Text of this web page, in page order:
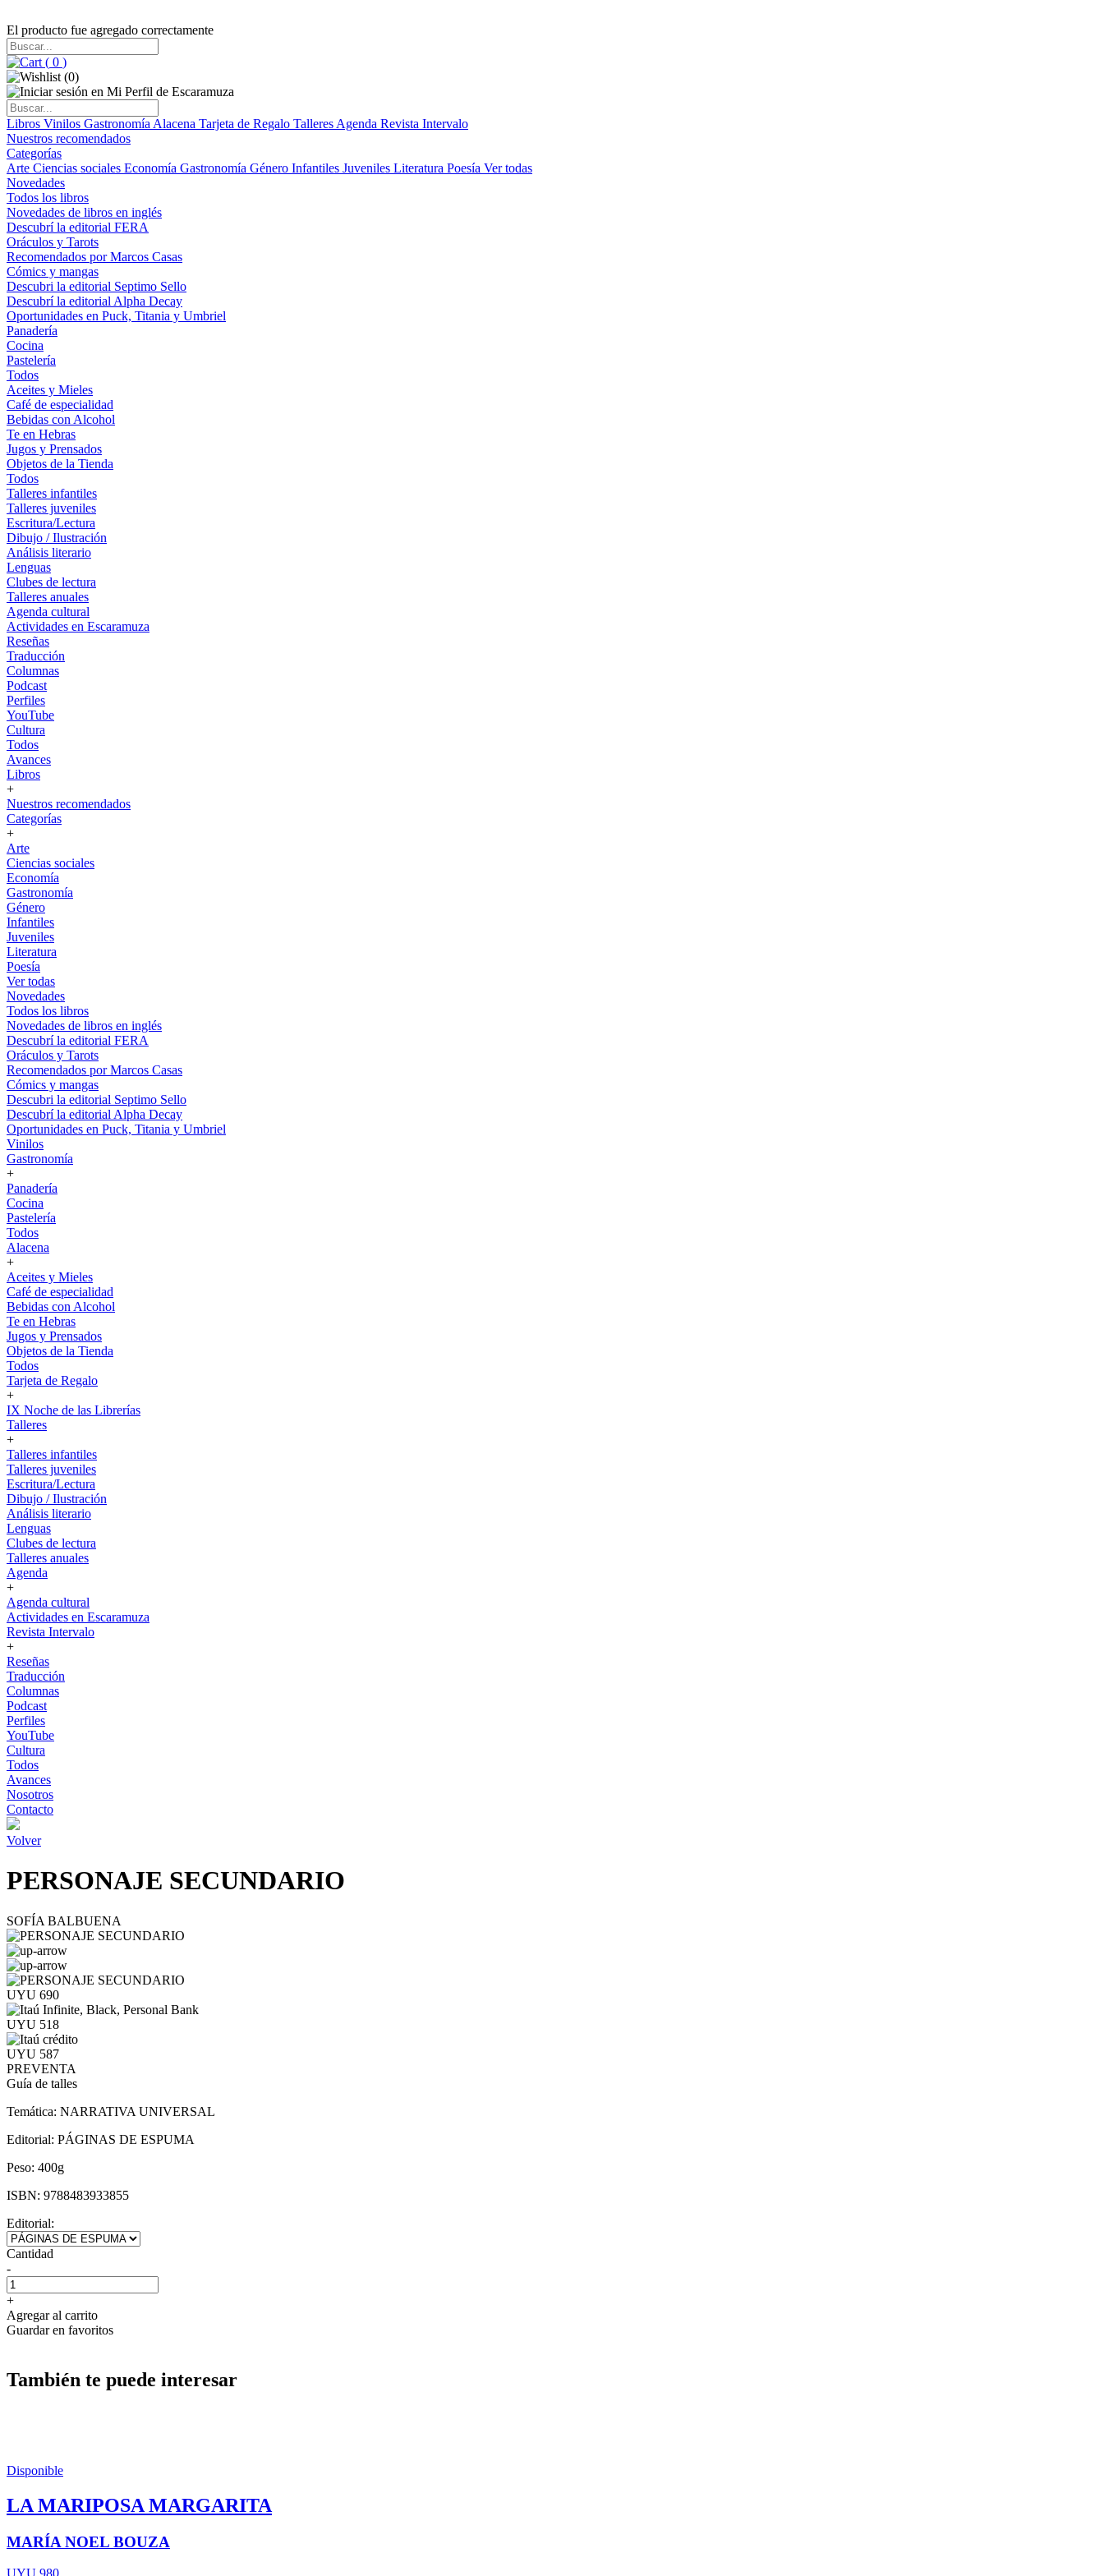
El producto fue agregado correctamente
( 0 )
(0)
Libros Vinilos Gastronomía Alacena Tarjeta de Regalo Talleres Agenda Revista Intervalo
Nuestros recomendados
Categorías
Arte Ciencias sociales Economía Gastronomía Género Infantiles Juveniles Literatura Poesía Ver todas
Novedades
Todos los libros
Novedades de libros en inglés
Descubrí la editorial FERA
Oráculos y Tarots
Recomendados por Marcos Casas
Cómics y mangas
Descubri la editorial Septimo Sello
Descubrí la editorial Alpha Decay
Oportunidades en Puck, Titania y Umbriel
Panadería
Cocina
Pastelería
Todos
Aceites y Mieles
Café de especialidad
Bebidas con Alcohol
Te en Hebras
Jugos y Prensados
Objetos de la Tienda
Todos
Talleres infantiles
Talleres juveniles
Escritura/Lectura
Dibujo / Ilustración
Análisis literario
Lenguas
Clubes de lectura
Talleres anuales
Agenda cultural
Actividades en Escaramuza
Reseñas
Traducción
Columnas
Podcast
Perfiles
YouTube
Cultura
Todos
Avances
Libros
+
Nuestros recomendados
Categorías
+
Arte
Ciencias sociales
Economía
Gastronomía
Género
Infantiles
Juveniles
Literatura
Poesía
Ver todas
Novedades
Todos los libros
Novedades de libros en inglés
Descubrí la editorial FERA
Oráculos y Tarots
Recomendados por Marcos Casas
Cómics y mangas
Descubri la editorial Septimo Sello
Descubrí la editorial Alpha Decay
Oportunidades en Puck, Titania y Umbriel
Vinilos
Gastronomía
+
Panadería
Cocina
Pastelería
Todos
Alacena
+
Aceites y Mieles
Café de especialidad
Bebidas con Alcohol
Te en Hebras
Jugos y Prensados
Objetos de la Tienda
Todos
Tarjeta de Regalo
+
IX Noche de las Librerías
Talleres
+
Talleres infantiles
Talleres juveniles
Escritura/Lectura
Dibujo / Ilustración
Análisis literario
Lenguas
Clubes de lectura
Talleres anuales
Agenda
+
Agenda cultural
Actividades en Escaramuza
Revista Intervalo
+
Reseñas
Traducción
Columnas
Podcast
Perfiles
YouTube
Cultura
Todos
Avances
Nosotros
Contacto
Volver
PERSONAJE SECUNDARIO
SOFÍA BALBUENA
UYU 690
UYU 518
UYU 587
PREVENTA
Guía de talles
Temática: NARRATIVA UNIVERSAL
Editorial: PÁGINAS DE ESPUMA
Peso: 400g
ISBN: 9788483933855
Editorial:
Cantidad
-
+
Agregar al carrito
Guardar en favoritos
También te puede interesar
Disponible
LA MARIPOSA MARGARITA
MARÍA NOEL BOUZA